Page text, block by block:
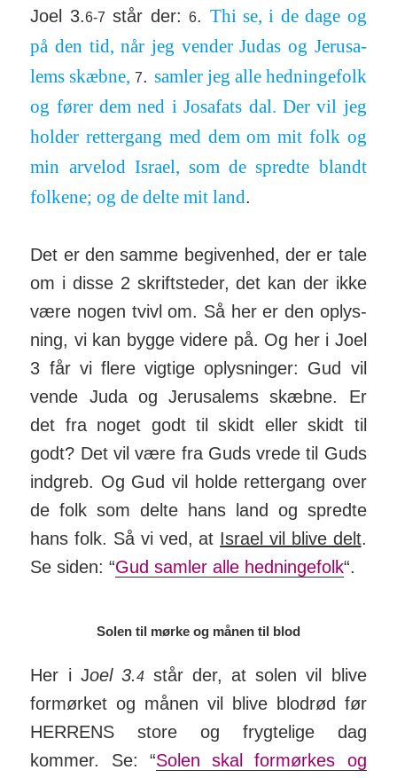
Joel 3.6-7 står der:6. Thi se, i de dage og
på den tid, når jeg vender Judas og Jeru­sa­
lems skæbne,7. samler jeg alle hed­ninge­folk
og fører dem ned i Josa­fats dal. Der vil jeg
holder ret­ter­gang med dem om mit folk og
min arvelod Israel, som de spredte blandt
fol­kene; og de delte mit land.
Det er den samme begivenhed, der er tale
om i disse 2 skrift­steder, det kan der ikke
være nogen tvivl om. Så her er den op­lys­
ning, vi kan bygge videre på. Og her i Joel
3 får vi flere vig­tige op­lys­ninger: Gud vil
vende Juda og Jeru­sa­lems skæbne. Er
det fra noget godt til skidt eller skidt til
godt? Det vil være fra Guds vrede til Guds
ind­greb. Og Gud vil holde ret­ter­gang over
de folk som delte hans land og spredte
hans folk. Så vi ved, at Israel vil blive delt.
Se siden: “­­Gud samler alle hed­ninge­folk“.
Solen til mørke og månen til blod
Her i Joel 3.4står der, at solen vil blive
formørket og månen vil blive blodrød før
HERRENS store og frygtelige dag
kommer. Se: “Solen skal formørkes og